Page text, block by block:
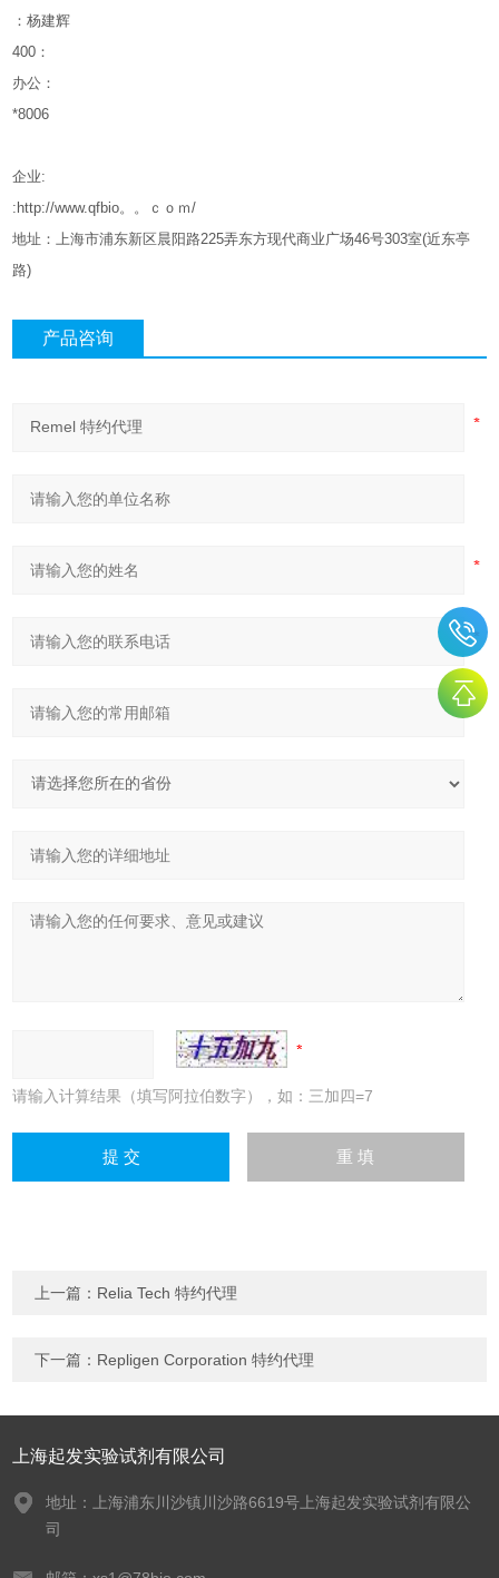
：杨建辉
400 ：
办公：
*8006
企业:
:http://www.qfbio。。ｃｏｍ/
地址：上海市浦东新区晨阳路225弄东方现代商业广场46号303室(近东亭
路)
产品咨询
请输入计算结果（填写阿拉伯数字），如：三加四=7
上一篇： Relia Tech 特约代理
下一篇： Repligen Corporation 特约代理
上海起发实验试剂有限公司
地址：上海浦东川沙镇川沙路6619号上海起发实验试剂有限公
司